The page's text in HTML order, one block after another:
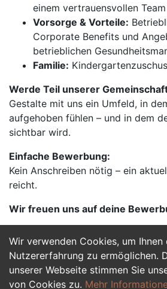
Wir verwenden Cookies, um Ihnen
Nutzererfahrung zu ermöglichen.
unserer Webseite stimmen Sie
von Cookies zu. Mehr
einem vertrauensvollen Team
Vorsorge & Vorteile:
Corporate Benefits und
betrieblichen
Familie:
Werde Teil unserer
Gestalte mit uns ein Umfeld, in
aufgehoben fühlen – und in dem
sichtbar wird.
Einfache Bewerbung:
Kein Anschreiben nötig – ein
reicht.
Wir freuen uns auf deine
Jetzt